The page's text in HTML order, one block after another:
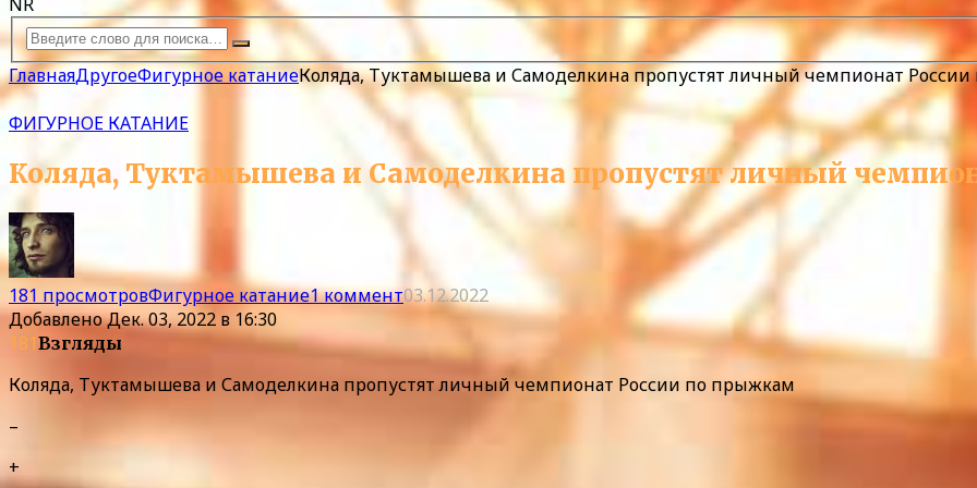
ГлавнаяДругоеФигурное катаниеКоляда, Туктамышева и Самоделкина пропустят личный чемпионат
ФИГУРНОЕ КАТАНИЕ
Коляда, Туктамышева и Самоделкина пропустят личный
181 просмотровФигурное катание1 коммент03.12.2022
ДобавленоДек. 03, 2022 в 16:30
181Взгляды
Коляда, Туктамышева и Самоделкина пропустят личный чемпионат России по прыжкам
–
+